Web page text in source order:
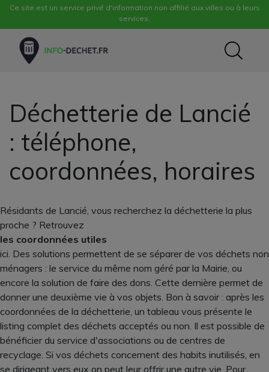
Ce site est un service privé d'information non affilié aux villes ou à leurs
services.
Déchetterie de Lancié
: téléphone,
coordonnées, horaires
Résidants de Lancié, vous recherchez la déchetterie la plus
proche ? Retrouvez
les coordonnées utiles
ici. Des solutions permettent de se séparer de vos déchets non
ménagers : le service du même nom géré par la Mairie, ou
encore la solution de faire des dons. Cette dernière permet de
donner une deuxième vie à vos objets. Bon à savoir : après les
coordonnées de la déchetterie, un tableau vous présente le
listing complet des déchets acceptés ou non. Il est possible de
bénéficier du service d'associations ou de centres de
recyclage. Si vos déchets concernent des habits inutilisés, en
se dirigeant vers eux on peut leur offrir une autre vie. Pour